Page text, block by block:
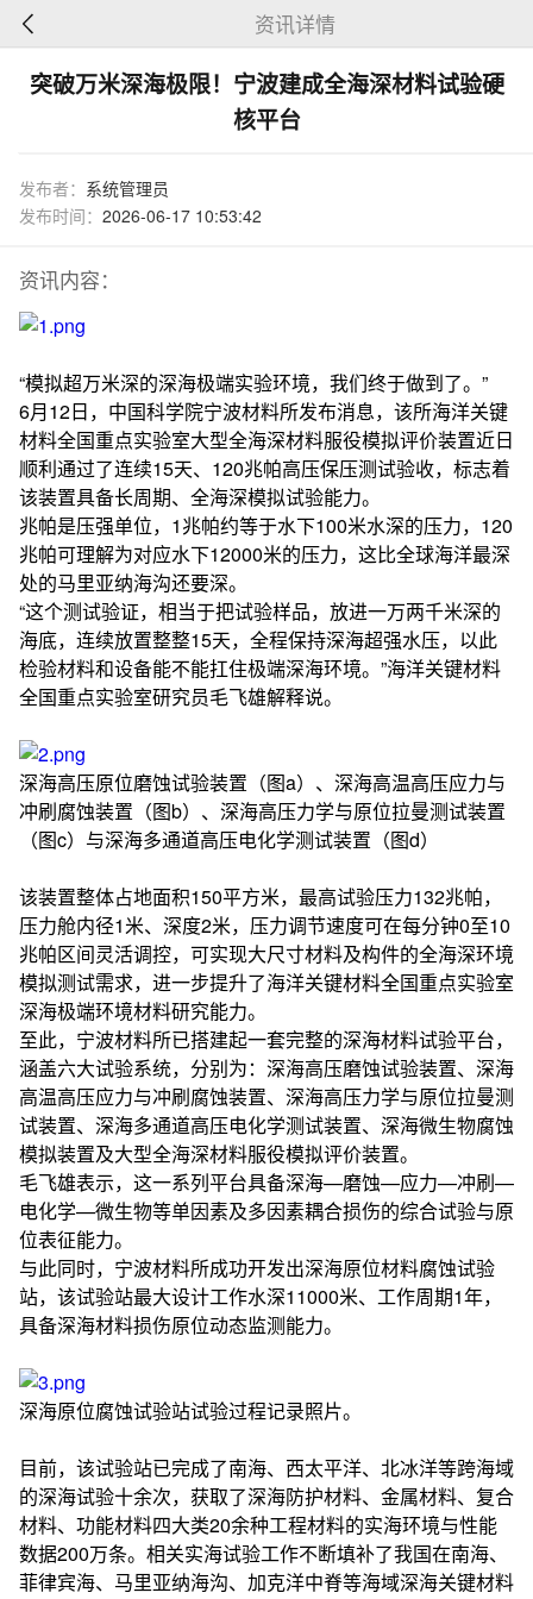
资讯详情
突破万米深海极限！宁波建成全海深材料试验硬
核平台
发布者： 系统管理员
发布时间： 2026-06-17 10:53:42
资讯内容：
“模拟超万米深的深海极端实验环境，我们终于做到了。”
6月12日，中国科学院宁波材料所发布消息，该所海洋关键
材料全国重点实验室大型全海深材料服役模拟评价装置近日
顺利通过了连续15天、120兆帕高压保压测试验收，标志着
该装置具备长周期、全海深模拟试验能力。
兆帕是压强单位，‌1兆帕约等于水下100米水深的压力，120
兆帕可理解为对应水下12000米的压力，这比全球海洋最深
处的马里亚纳海沟还要深。
“这个测试验证，相当于把试验样品，放进一万两千米深的
海底，连续放置整整15天，全程保持深海超强水压，以此
检验材料和设备能不能扛住极端深海环境。”海洋关键材料
全国重点实验室研究员毛飞雄解释说。
深海高压原位磨蚀试验装置（图a）、深海高温高压应力与
冲刷腐蚀装置（图b）、深海高压力学与原位拉曼测试装置
（图c）与深海多通道高压电化学测试装置（图d）
该装置整体占地面积150平方米，最高试验压力132兆帕，
压力舱内径1米、深度2米，压力调节速度可在每分钟0至10
兆帕区间灵活调控，可实现大尺寸材料及构件的全海深环境
模拟测试需求，进一步提升了海洋关键材料全国重点实验室
深海极端环境材料研究能力。
至此，宁波材料所已搭建起一套完整的深海材料试验平台，
涵盖六大试验系统，分别为：深海高压磨蚀试验装置、深海
高温高压应力与冲刷腐蚀装置、深海高压力学与原位拉曼测
试装置、深海多通道高压电化学测试装置、深海微生物腐蚀
模拟装置及大型全海深材料服役模拟评价装置。
毛飞雄表示，这一系列平台具备深海—磨蚀—应力—冲刷—
电化学—微生物等单因素及多因素耦合损伤的综合试验与原
位表征能力。
与此同时，宁波材料所成功开发出深海原位材料腐蚀试验
站，该试验站最大设计工作水深11000米、工作周期1年，
具备深海材料损伤原位动态监测能力。
深海原位腐蚀试验站试验过程记录照片。
目前，该试验站已完成了南海、西太平洋、北冰洋等跨海域
的深海试验十余次，获取了深海防护材料、金属材料、复合
材料、功能材料四大类20余种工程材料的实海环境与性能
数据200万条。相关实海试验工作不断填补了我国在南海、
菲律宾海、马里亚纳海沟、加克洋中脊等海域深海关键材料